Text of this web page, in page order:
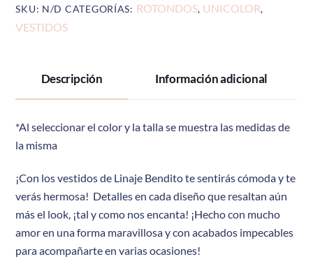
SKU: N/D CATEGORÍAS: ROTONDOS, UNICOLOR,
VESTIDOS
Descripción Información adicional
*Al seleccionar el color y la talla se muestra las medidas de
la misma
¡Con los vestidos de Linaje Bendito te sentirás cómoda y te
verás hermosa! Detalles en cada diseño que resaltan aún
más el look, ¡tal y como nos encanta! ¡Hecho con mucho
amor en una forma maravillosa y con acabados impecables
para acompañarte en varias ocasiones!